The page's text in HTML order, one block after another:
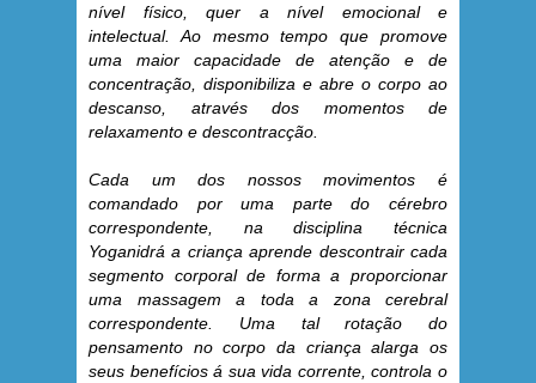
nível físico, quer a nível emocional e
intelectual. Ao mesmo tempo que promove
uma maior capacidade de atenção e de
concentração, disponibiliza e abre o corpo ao
descanso, através dos momentos de
relaxamento e descontracção.
Cada um dos nossos movimentos é
comandado por uma parte do cérebro
correspondente, na disciplina técnica
Yoganidrá a criança aprende descontrair cada
segmento corporal de forma a proporcionar
uma massagem a toda a zona cerebral
correspondente. Uma tal rotação do
pensamento no corpo da criança alarga os
seus benefícios á sua vida corrente, controla o